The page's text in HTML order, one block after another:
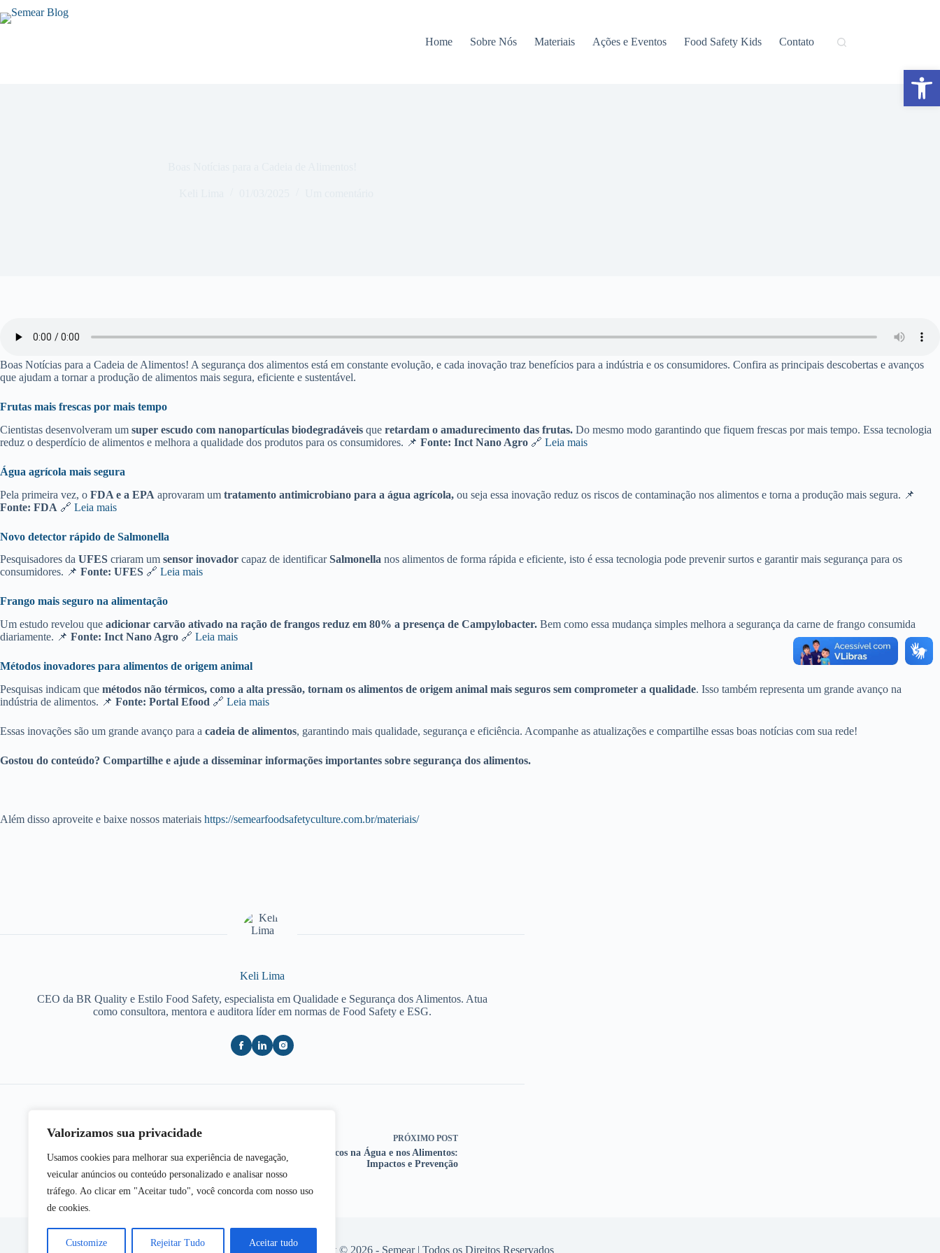
Valorizamos sua privacidade
Usamos cookies para melhorar sua experiência de navegação,
veicular anúncios ou conteúdo personalizado e analisar nosso
tráfego. Ao clicar em "Aceitar tudo", você concorda com nosso uso
de cookies.
Customize Rejeitar Tudo Aceitar tudo
Home Sobre Nós Materiais Ações e Eventos Food Safety Kids Contato
Boas Notícias para a Cadeia de Alimentos! A segurança dos alimentos está em constante evolução, e cada inovação traz benefícios para a indústria e os consumidores. Confira as principais descobertas e avanços
que ajudam a tornar a produção de alimentos mais segura, eficiente e sustentável.
Frutas mais frescas por mais tempo
Cientistas desenvolveram um super escudo com nanopartículas biodegradáveis que retardam o amadurecimento das frutas. Do mesmo modo garantindo que fiquem frescas por mais tempo. Essa tecnologia
reduz o desperdício de alimentos e melhora a qualidade dos produtos para os consumidores. 📌 Fonte: Inct Nano Agro 🔗 Leia mais
Água agrícola mais segura
Pela primeira vez, o FDA e a EPA aprovaram um tratamento antimicrobiano para a água agrícola, ou seja essa inovação reduz os riscos de contaminação nos alimentos e torna a produção mais segura. 📌
Fonte: FDA 🔗 Leia mais
Novo detector rápido de Salmonella
Pesquisadores da UFES criaram um sensor inovador capaz de identificarSalmonella nos alimentos de forma rápida e eficiente, isto é essa tecnologia pode prevenir surtos e garantir mais segurança para os
consumidores. 📌 Fonte: UFES 🔗 Leia mais
Frango mais seguro na alimentação
Um estudo revelou que adicionar carvão ativado na ração de frangos reduz em 80% a presença de Campylobacter. Bem como essa mudança simples melhora a segurança da carne de frango consumida
diariamente. 📌 Fonte: Inct Nano Agro 🔗 Leia mais
Métodos inovadores para alimentos de origem animal
Pesquisas indicam que métodos não térmicos, como a alta pressão, tornam os alimentos de origem animal mais seguros sem comprometer a qualidade. Isso também representa um grande avanço na
indústria de alimentos. 📌 Fonte: Portal Efood 🔗 Leia mais
Essas inovações são um grande avanço para a cadeia de alimentos, garantindo mais qualidade, segurança e eficiência. Acompanhe as atualizações e compartilhe essas boas notícias com sua rede!
Gostou do conteúdo? Compartilhe e ajude a disseminar informações importantes sobre segurança dos alimentos.
Além disso aproveite e baixe nossos materiais https://semearfoodsafetyculture.com.br/materiais/
Keli Lima
CEO da BR Quality e Estilo Food Safety, especialista em Qualidade e Segurança dos Alimentos. Atua
como consultora, mentora e auditora líder em normas de Food Safety e ESG.
POSTANTERIOR
Plano de amostragem na segurança dos
alimentos
PRÓXIMO POST
Microplásticos na Água e nos Alimentos:
Impactos e Prevenção
Copyright © 2026 - Semear | Todos os Direitos Reservados
Abrir a barra de ferramentas